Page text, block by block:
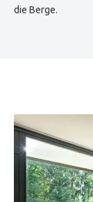
die Berge.